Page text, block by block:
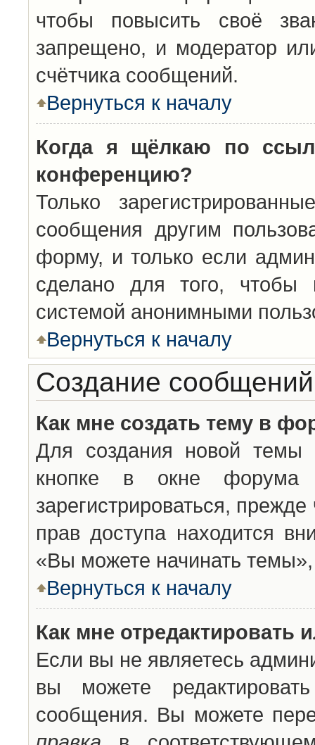
чтобы повысить своё
запрещено, и модератор
счётчика сообщений.
Вернуться к началу
Когда я щёлкаю по
конференцию?
Только
сообщения другим
форму, и только если
сделано для того, чтобы
системой анонимными
Вернуться к началу
Создание сообщений
Как мне создать тему в
Для создания новой темы
кнопке в окне
зарегистрироваться,
прав доступа находится
«Вы можете начинать
Вернуться к началу
Как мне отредактировать
Если вы не являетесь
вы можете
сообщения. Вы можете